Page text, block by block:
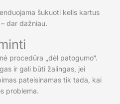
šukuoti kelis kartus
dar dažniau.
procedūra „dėl patogumo“.
ir gali būti žalingas, jei
pateisinamas tik tada, kai
problema.